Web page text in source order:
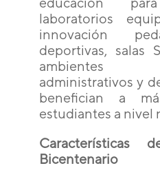
laboratorios
innovación
deportivas, salas
ambientes
administrativos y
benefician a
estudiantes a nivel
Características
Bicentenario